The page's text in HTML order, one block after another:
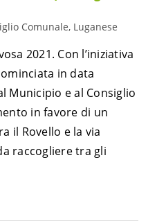
Comunale, Luganese
2021. Con l’iniziativa
in data
Municipio e al Consiglio
in favore di un
il Rovello e la via
raccogliere tra gli